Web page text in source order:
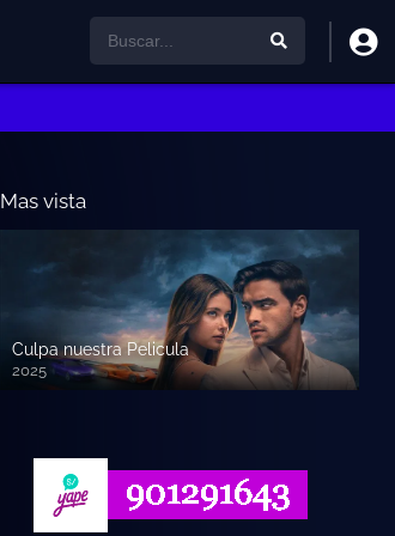
Mas vista
Culpa nuestra Pelicula
2025
720p HD